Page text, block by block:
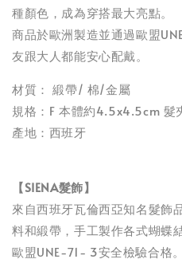
種顏色，成為穿搭最大亮點。
商品於歐洲製造並通過歐盟
友跟大人都能安心配戴。
材質： 緞帶/ 棉/金屬
規格：F 本體約4.5x4.5cm 髮
產地：西班牙
【SIENA髮飾】
來自西班牙瓦倫西亞知名髮飾
料和緞帶，手工製作各式蝴蝶
歐盟UNE-71- 3安全檢驗合格